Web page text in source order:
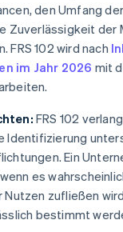
den Umfang
Zuverlässigkeit der
FRS 102 wird nach
im Jahr 2026 mit
FRS 102
Identifizierung
Ein
es
zufließen
bestimmt